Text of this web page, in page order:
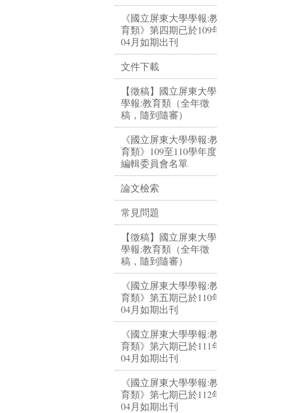
《國立屏東大學學報:教
育類》第四期已於109年
04月如期出刊
文件下載
【徵稿】國立屏東大學
學報:教育類（全年徵
稿，隨到隨審）
《國立屏東大學學報:教
育類》109至110學年度
編輯委員會名單
論文檢索
常見問題
【徵稿】國立屏東大學
學報:教育類（全年徵
稿，隨到隨審）
《國立屏東大學學報:教
育類》第五期已於110年
04月如期出刊
《國立屏東大學學報:教
育類》第六期已於111年
04月如期出刊
《國立屏東大學學報:教
育類》第七期已於112年
04月如期出刊